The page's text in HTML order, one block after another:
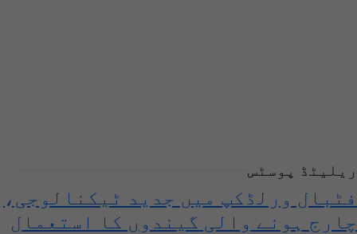
ریلیٹڈ پوسٹس
فٹبال ورلڈکپ میں جدید ٹیکنالوجی،
چارج ہونے والی گیندوں کا استعمال